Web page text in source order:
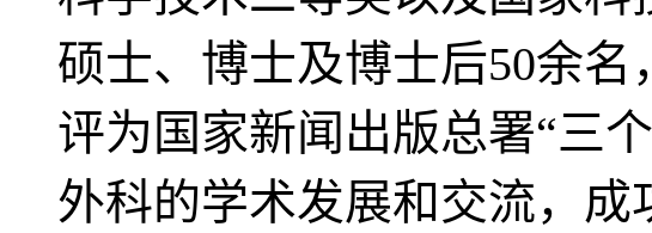
硕士、博士及博士后50余
评为国家新闻出版总署“三
外科的学术发展和交流，成